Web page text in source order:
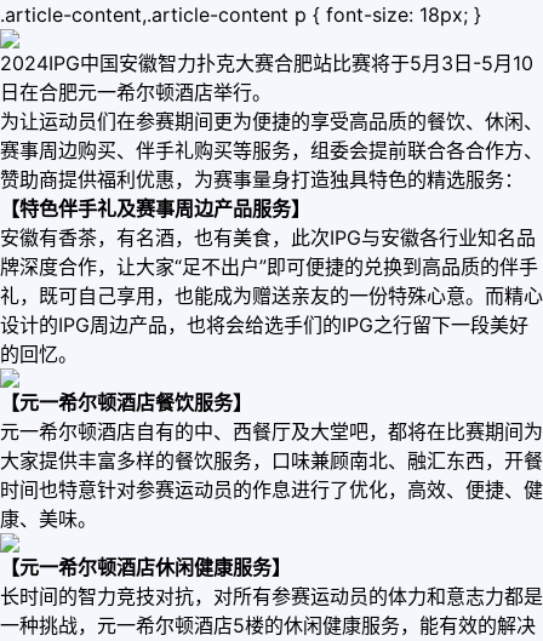
.article-content,.article-content p { font-size: 18px; }
2024IPG中国安徽智力扑克大赛合肥站比赛将于5月3日-5月10
日在合肥元一希尔顿酒店举行。
为让运动员们在参赛期间更为便捷的享受高品质的餐饮、休闲、
赛事周边购买、伴手礼购买等服务，组委会提前联合各合作方、
赞助商提供福利优惠，为赛事量身打造独具特色的精选服务：
【特色伴手礼及赛事周边产品服务】
安徽有香茶，有名酒，也有美食，此次IPG与安徽各行业知名品
牌深度合作，让大家“足不出户”即可便捷的兑换到高品质的伴手
礼，既可自己享用，也能成为赠送亲友的一份特殊心意。而精心
设计的IPG周边产品，也将会给选手们的IPG之行留下一段美好
的回忆。
【元一希尔顿酒店餐饮服务】
元一希尔顿酒店自有的中、西餐厅及大堂吧，都将在比赛期间为
大家提供丰富多样的餐饮服务，口味兼顾南北、融汇东西，开餐
时间也特意针对参赛运动员的作息进行了优化，高效、便捷、健
康、美味。
【元一希尔顿酒店休闲健康服务】
长时间的智力竞技对抗，对所有参赛运动员的体力和意志力都是
一种挑战，元一希尔顿酒店5楼的休闲健康服务，能有效的解决